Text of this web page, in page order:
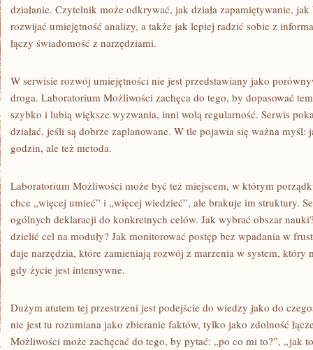
działanie. Czytelnik może odkrywać, jak działa zapamiętywanie,
rozwijać umiejętność analizy, a także jak lepiej radzić sobie z
łączy świadomość z narzędziami.
W serwisie rozwój umiejętności nie jest przedstawiany jako
droga. Laboratorium Możliwości zachęca do tego, by dopasować
szybko i lubią większe wyzwania, inni wolą regularność. Serwis
działać, jeśli są dobrze zaplanowane. W tle pojawia się ważna
godzin, ale też metoda.
Laboratorium Możliwości może być też miejscem, w którym
chce „więcej umieć” i „więcej wiedzieć”, ale brakuje im struktury.
ogólnych deklaracji do konkretnych celów. Jak wybrać obszar
dzielić cel na moduły? Jak monitorować postęp bez wpadania w
daje narzędzia, które zamieniają rozwój z marzenia w system, który
gdy życie jest intensywne.
Dużym atutem tej przestrzeni jest podejście do wiedzy jako do
nie jest tu rozumiana jako zbieranie faktów, tylko jako zdolność
Możliwości może zachęcać do tego, by pytać: „po co mi to?”, „jak